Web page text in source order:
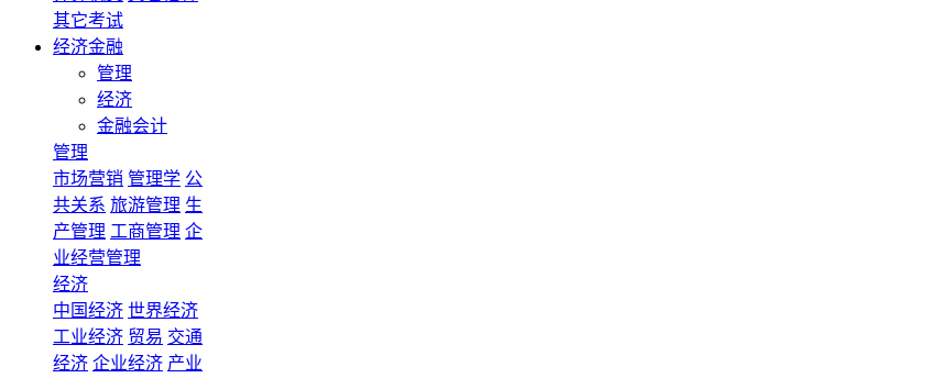
其它考试
经济金融
管理
经济
金融会计
管理
市场营销 管理学 公
共关系 旅游管理 生
产管理 工商管理 企
业经营管理
经济
中国经济 世界经济
工业经济 贸易 交通
经济 企业经济 产业